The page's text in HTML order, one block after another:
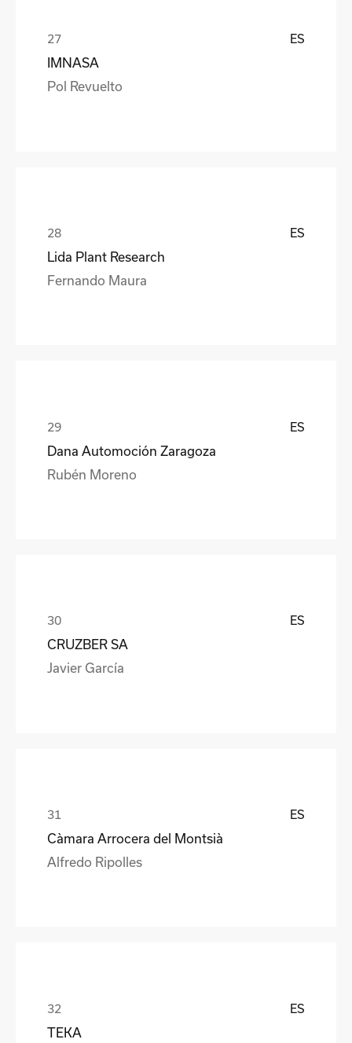
ES
IMNASA
Pol Revuelto
ES
Lida Plant Research
Fernando Maura
ES
Dana Automoción Zaragoza
Rubén Moreno
ES
CRUZBER SA
Javier García
ES
Càmara Arrocera del Montsià
Alfredo Ripolles
ES
TEKA